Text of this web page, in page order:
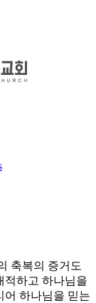
축복의 증거도
적하고 하나님을
어 하나님을 믿는